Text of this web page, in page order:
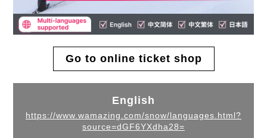
Go to online ticket shop
English
https://www.wamazing.com/snow/languages.html?
source=dGF6YXdha28=